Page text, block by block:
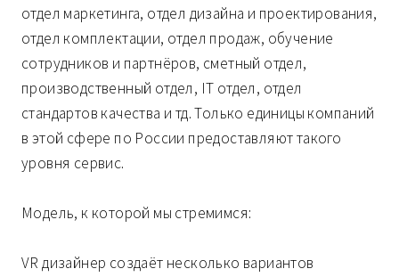
отдел маркетинга, отдел дизайна и проектирования,
отдел комплектации, отдел продаж, обучение
сотрудников и партнёров, сметный отдел,
производственный отдел, IT отдел, отдел
стандартов качества и тд. Только единицы компаний
в этой сфере по России предоставляют такого
уровня сервис.
Модель, к которой мы стремимся:
VR дизайнер создаёт несколько вариантов